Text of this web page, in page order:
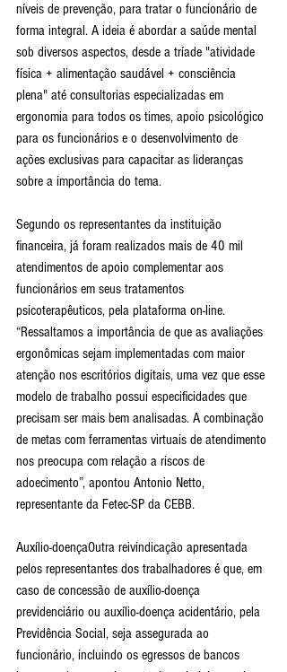
níveis de prevenção, para tratar o funcionário de
forma integral. A ideia é abordar a saúde mental
sob diversos aspectos, desde a tríade "atividade
física + alimentação saudável + consciência
plena" até consultorias especializadas em
ergonomia para todos os times, apoio psicológico
para os funcionários e o desenvolvimento de
ações exclusivas para capacitar as lideranças
sobre a importância do tema.
Segundo os representantes da instituição
financeira, já foram realizados mais de 40 mil
atendimentos de apoio complementar aos
funcionários em seus tratamentos
psicoterapêuticos, pela plataforma on-line.
“Ressaltamos a importância de que as avaliações
ergonômicas sejam implementadas com maior
atenção nos escritórios digitais, uma vez que esse
modelo de trabalho possui especificidades que
precisam ser mais bem analisadas. A combinação
de metas com ferramentas virtuais de atendimento
nos preocupa com relação a riscos de
adoecimento”, apontou Antonio Netto,
representante da Fetec-SP da CEBB.
Auxílio-doençaOutra reivindicação apresentada
pelos representantes dos trabalhadores é que, em
caso de concessão de auxílio-doença
previdenciário ou auxílio-doença acidentário, pela
Previdência Social, seja assegurada ao
funcionário, incluindo os egressos de bancos